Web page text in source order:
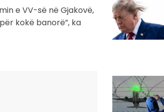
e VV-së në Gjakovë,
kokë banorë”, ka